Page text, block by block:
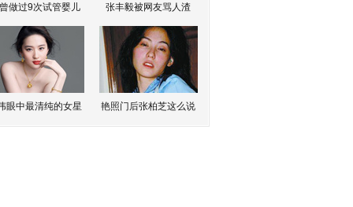
做过9次试管婴儿 张丰毅被网友骂人渣
眼中最清纯的女星 艳照门后张柏芝这么说